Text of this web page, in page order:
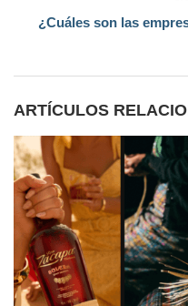
¿Cuáles son las
ARTÍCULOS